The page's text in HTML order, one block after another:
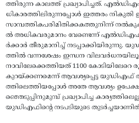
ത്തിരുന്ന കാലത്ത് പ്രഖ്യാപിച്ചത്.
ധികാരത്തിലിരുന്നപ്പോള്‍ ഇത്തരം നികുതി
സാമ്പത്തികപരിമിതിക്കകത്തുനിന്ന്‌
ല്‍ അധികവരുമാനം വേണ്ടെന്ന്
ര്‍ക്കാര്‍ തീരുമാനിച്ച് നടപ്പാക്കിയിരുന്നു.
ത്തില്‍ വന്നശേഷം ഇന്ധന
നാവിലേക്കെത്തിയത് 1100
കുറയ്‌ക്കണമെന്ന് ആവശ്യപ്പെട്ട യുഡിഎഫ്
ത്തിലെത്തിയപ്പോള്‍ അതേ ആവശ്യം
ഞ്ഞെടുപ്പിനുമുമ്പ് പ്രഖ്യാപിച്ച
യുഡിഎഫിന്റെ നടപടിയുടെ